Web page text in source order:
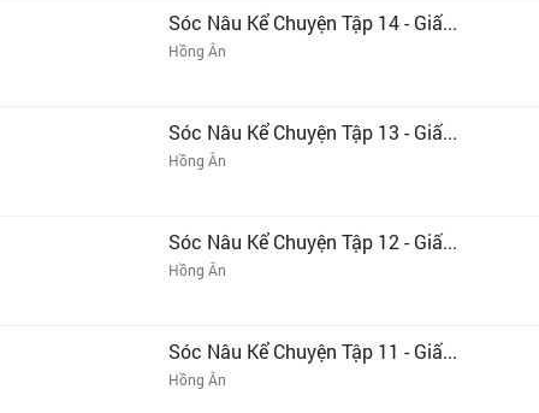
Sóc Nâu Kể Chuyện Tập 14 - Giấ...
Hồng Ân
Sóc Nâu Kể Chuyện Tập 13 - Giấ...
Hồng Ân
Sóc Nâu Kể Chuyện Tập 12 - Giấ...
Hồng Ân
Sóc Nâu Kể Chuyện Tập 11 - Giấ...
Hồng Ân